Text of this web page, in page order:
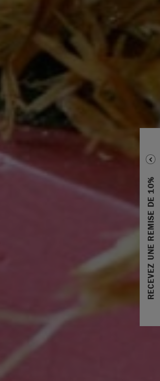
RECEVEZ UNE REMISE DE 10%